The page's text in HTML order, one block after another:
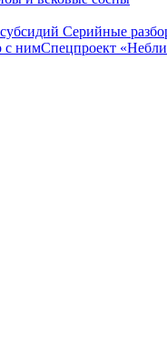
Серийные
с нимСпецпроект